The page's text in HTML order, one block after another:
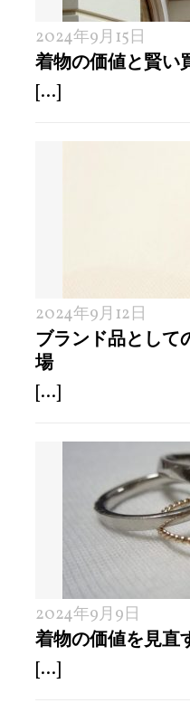
2024年9月15日
着物の価値と賢い
[...]
2024年9月12日
ブランド品として
場
[...]
2024年9月9日
着物の価値を見直
[...]